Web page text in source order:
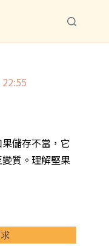
儲存不當，它
質。理解堅果